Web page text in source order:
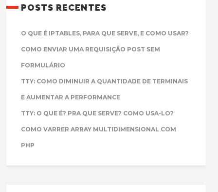
POSTS RECENTES
O QUE É IPTABLES, PARA QUE SERVE, E COMO USAR?
COMO ENVIAR UMA REQUISIÇÃO POST SEM
FORMULÁRIO
TTY: COMO DIMINUIR A QUANTIDADE DE TERMINAIS
E AUMENTAR A PERFORMANCE
TTY: O QUE É? PRA QUE SERVE? COMO USA-LO?
COMO VARRER ARRAY MULTIDIMENSIONAL COM
PHP